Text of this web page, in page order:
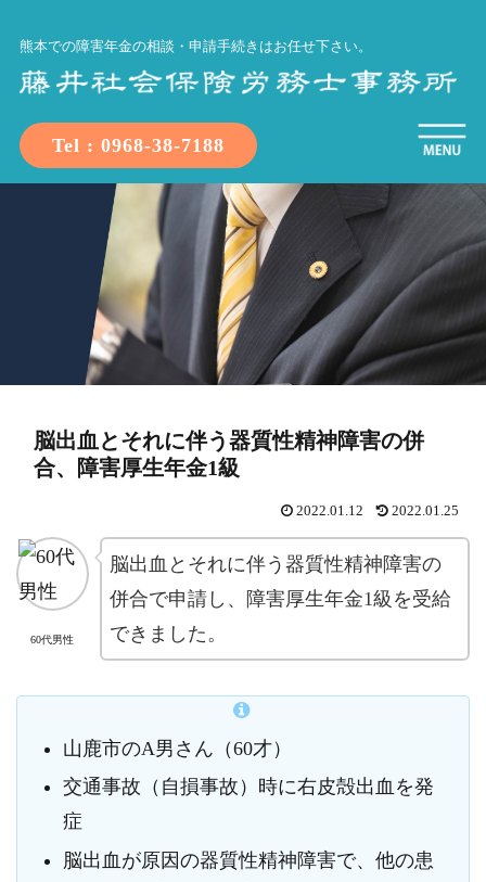
熊本での障害年金の相談・申請手続きはお任せ下さい。
Tel : 0968-38-7188
脳出血とそれに伴う器質性精神障害の併
合、障害厚生年金1級
2022.01.12 2022.01.25
60代男性
脳出血とそれに伴う器質性精神障害の
併合で申請し、障害厚生年金1級を受給
できました。
山鹿市のA男さん（60才）
交通事故（自損事故）時に右皮殻出血を発
症
脳出血が原因の器質性精神障害で、他の患